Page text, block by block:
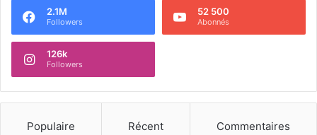
2.1M
Followers
52 500
Abonnés
126k
Followers
Populaire Récent Commentaires